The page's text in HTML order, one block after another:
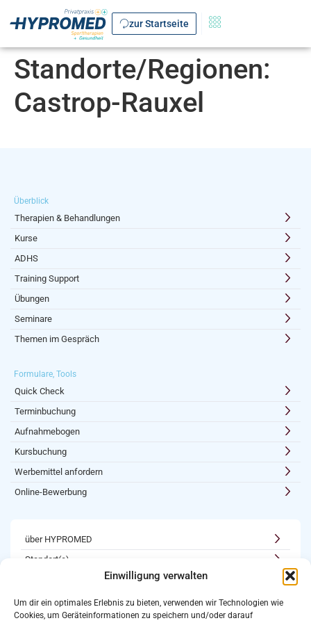
Einwilligung verwalten
Um dir ein optimales Erlebnis zu bieten, verwenden wir Technologien wie
Cookies, um Geräteinformationen zu speichern und/oder darauf
zur Startseite
Standorte/Regionen:
Castrop-Rauxel
Überblick
Therapien & Behandlungen
Kurse
ADHS
Training Support
Übungen
Seminare
Themen im Gespräch
Formulare, Tools
Quick Check
Terminbuchung
Aufnahmebogen
Kursbuchung
Werbemittel anfordern
Online-Bewerbung
über HYPROMED
Standort(e)
Karriere
Newsletter